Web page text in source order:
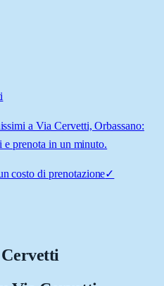
a Via Cervetti, Orbassano:
e prenota in un minuto.
costo di prenotazione✓